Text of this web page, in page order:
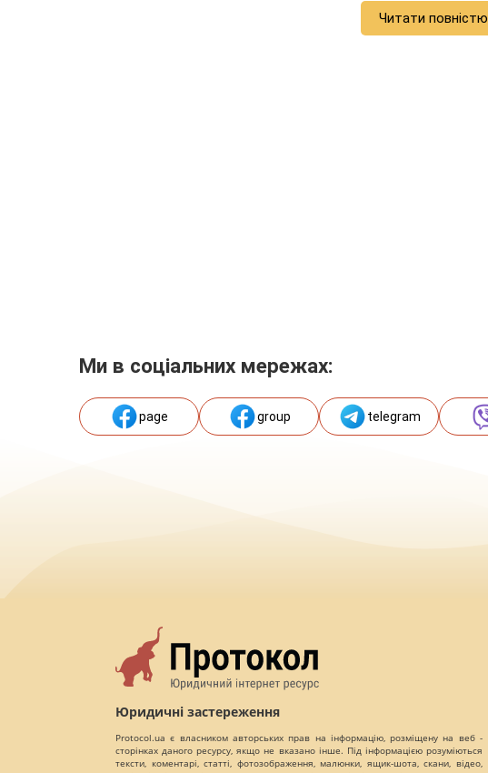
Читати повністю
Ми в соціальних мережах:
page group telegram
Юридичні застереження
Protocol.ua є власником авторських прав на інформацію, розміщену на веб -
сторінках даного ресурсу, якщо не вказано інше. Під інформацією розуміються
тексти, коментарі, статті, фотозображення, малюнки, ящик-шота, скани, відео,